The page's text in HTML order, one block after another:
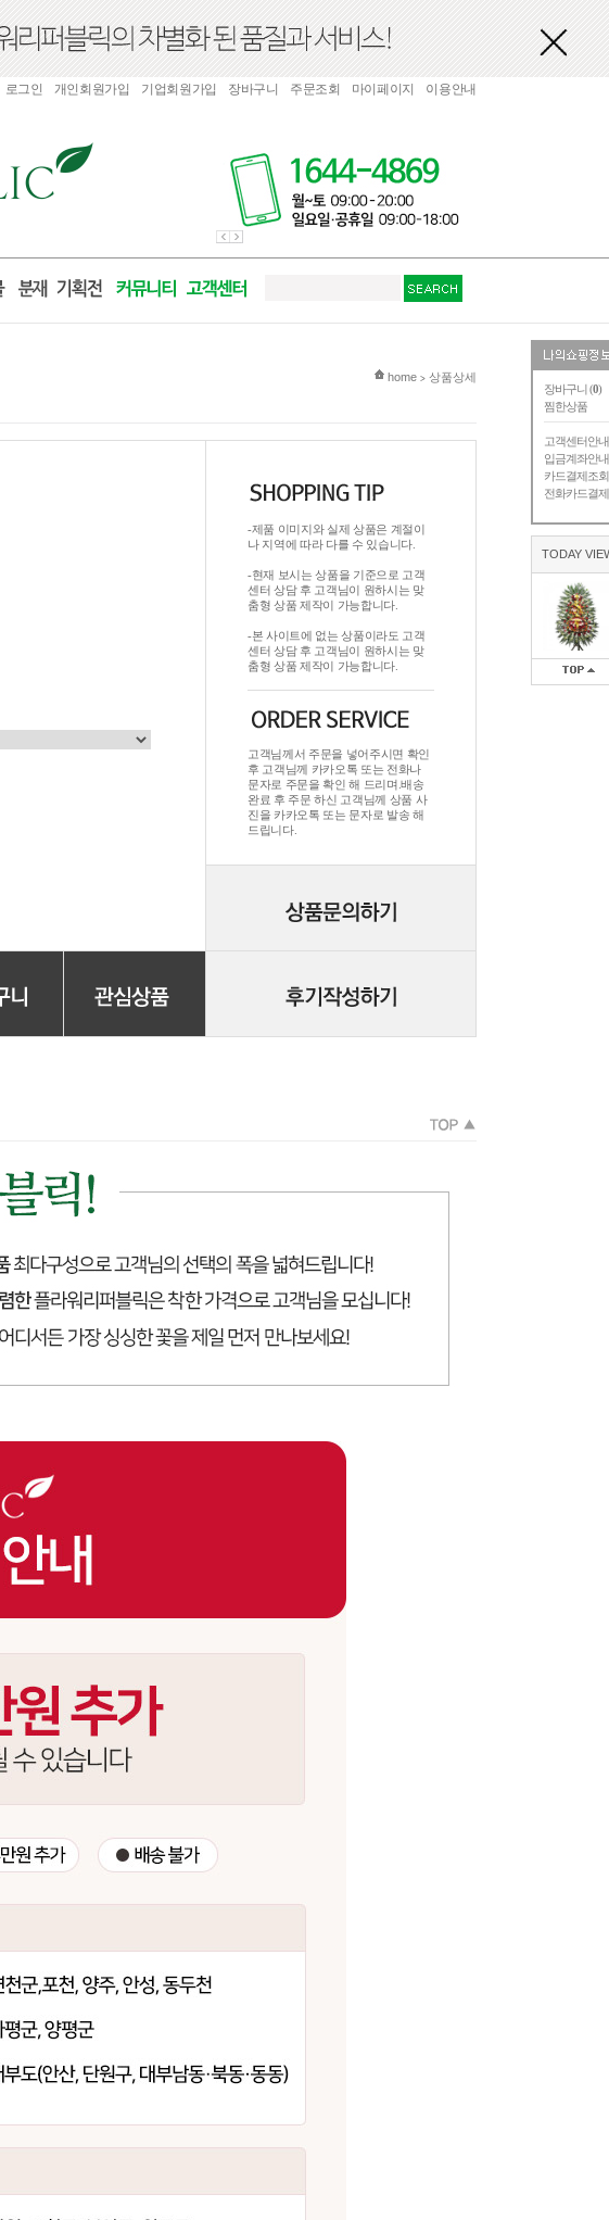
장바구니 (0)
찜한상품
고객센터안내
입금계좌안내
카드결제조회
전화카드결제
TODAY
로그인 개인회원가입 기업회원가입 장바구니 주문조회 마이페이지 이용안내
현재 위치
home > 상품상세
-제품 이미지와 실제 상품은 계절이
나 지역에 따라 다를 수 있습니다.
-현재 보시는 상품을 기준으로 고객
센터 상담 후 고객님이 원하시는 맞
춤형 상품 제작이 가능합니다.
-본 사이트에 없는 상품이라도 고객
센터 상담 후 고객님이 원하시는 맞
춤형 상품 제작이 가능합니다.
고객님께서 주문을 넣어주시면 확인
후 고객님께 카카오톡 또는 전화나
문자로 주문을 확인 해 드리며.배송
완료 후 주문 하신 고객님께 상품 사
진을 카카오톡 또는 문자로 발송 해
드립니다.